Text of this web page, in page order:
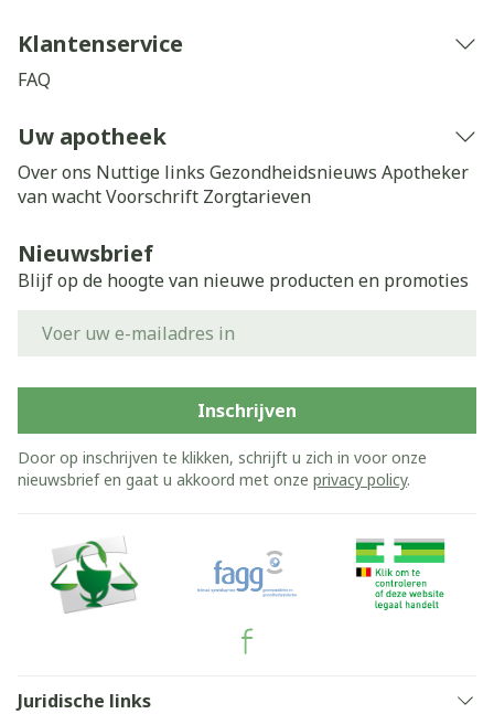
Klantenservice
FAQ
Uw apotheek
Over ons Nuttige links Gezondheidsnieuws Apotheker
van wachtVoorschrift Zorgtarieven
Nieuwsbrief
Blijf op de hoogte van nieuwe producten en promoties
Inschrijven
Door op inschrijven te klikken, schrijft u zich in voor onze
nieuwsbrief en gaat u akkoord met onze privacy policy.
Juridische links